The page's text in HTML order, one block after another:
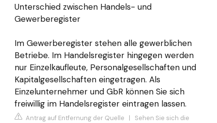
Unterschied zwischen Handels- und
Gewerberegister
Im Gewerberegister stehen alle gewerblichen
Betriebe. Im Handelsregister hingegen werden
nur Einzelkaufleute, Personalgesellschaften und
Kapitalgesellschaften eingetragen. Als
Einzelunternehmer und GbR können Sie sich
freiwillig im Handelsregister eintragen lassen.
Antrag auf Entfernung der Quelle | Sehen Sie sich die